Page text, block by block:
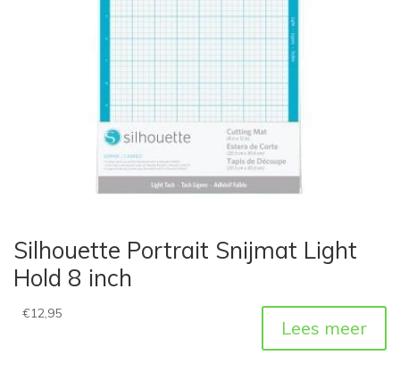
Silhouette Portrait Snijmat Light
Hold 8 inch
€12,95
Lees meer